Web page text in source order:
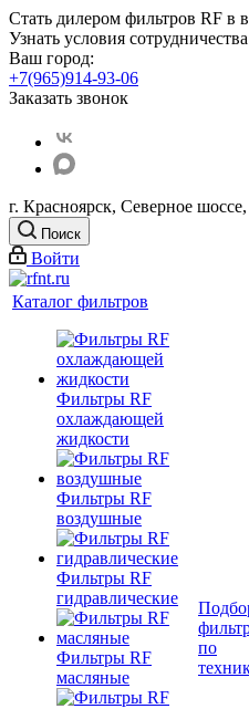
Стать дилером фильтров RF в
Узнать условия сотрудничества
Ваш город:
+7(965)914-93-06
Заказать звонок
г. Красноярск, Северное шоссе,
Поиск
Войти
Каталог фильтров
Фильтры RF
охлаждающей
жидкости
Фильтры RF
воздушные
Фильтры RF
гидравлические
Фильтры RF
масляные
по